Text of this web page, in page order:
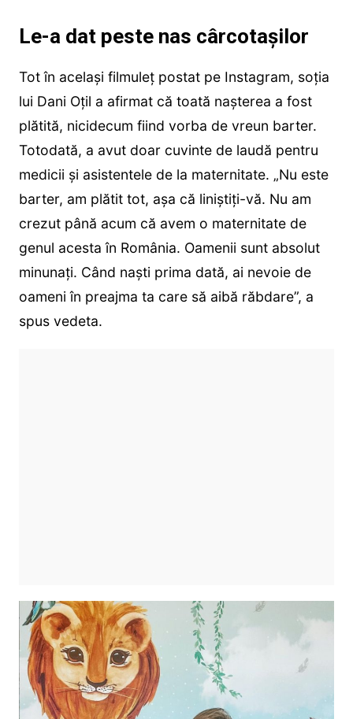
Le-a dat peste nas cârcotașilor
Tot în același filmuleț postat pe Instagram, soția
lui Dani Oțil a afirmat că toată nașterea a fost
plătită, nicidecum fiind vorba de vreun barter.
Totodată, a avut doar cuvinte de laudă pentru
medicii și asistentele de la maternitate. „Nu este
barter, am plătit tot, așa că liniștiți-vă. Nu am
crezut până acum că avem o maternitate de
genul acesta în România. Oamenii sunt absolut
minunați. Când naști prima dată, ai nevoie de
oameni în preajma ta care să aibă răbdare”, a
spus vedeta.